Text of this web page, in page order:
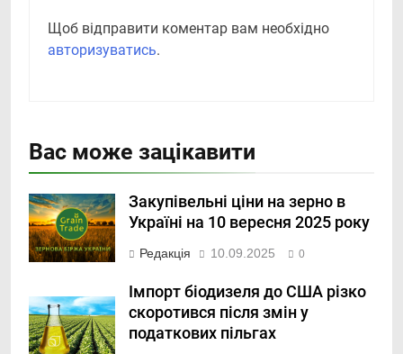
Щоб відправити коментар вам необхідно
авторизуватись.
Вас може зацікавити
Закупівельні ціни на зерно в
Україні на 10 вересня 2025 року
Редакція 10.09.2025 0
Імпорт біодизеля до США різко
скоротився після змін у
податкових пільгах